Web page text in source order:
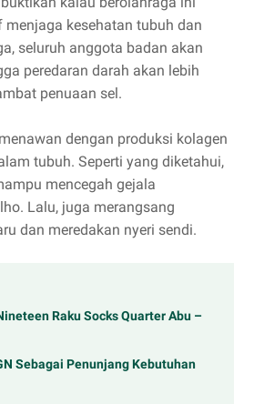
kesehatan tubuh dan
seluruh anggota badan akan
peredaran darah akan lebih
penuaan sel.
dengan produksi kolagen
tubuh. Seperti yang diketahui,
mencegah gejala
Lalu, juga merangsang
dan meredakan nyeri sendi.
Raku Socks Quarter Abu –
Sebagai Penunjang Kebutuhan